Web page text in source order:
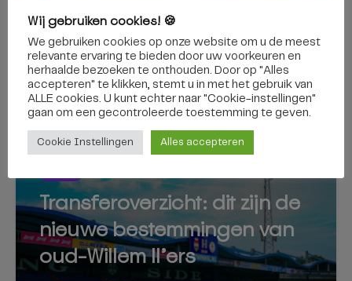
6 augustus 2026
Transferoverzicht: dit zijn de
nieuwe bestemmingen van
oud-Willem II’ers
Wij gebruiken cookies! 🍪
We gebruiken cookies op onze website om u de meest
relevante ervaring te bieden door uw voorkeuren en
herhaalde bezoeken te onthouden. Door op "Alles
accepteren" te klikken, stemt u in met het gebruik van
ALLE cookies. U kunt echter naar "Cookie-instellingen"
gaan om een ​​gecontroleerde toestemming te geven.
Cookie Instellingen Alles accepteren